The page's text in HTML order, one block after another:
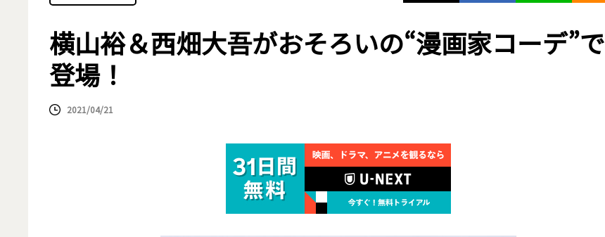
横山裕＆西畑大吾がおそろいの“漫画家コーデ”で
登場！
2021/04/21